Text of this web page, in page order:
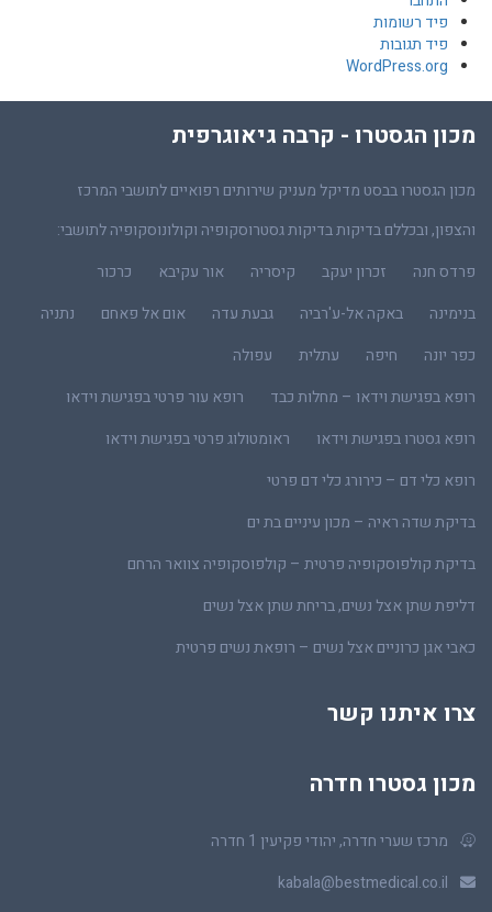
פיד רשומות
פיד תגובות
WordPress.org
מכון הגסטרו - קרבה גיאוגרפית
מכון הגסטרו בבסט מדיקל מעניק שירותים רפואיים לתושבי המרכז
והצפון, ובכללם בדיקות בדיקות גסטרוסקופיה וקולונוסקופיה לתושבי:
פרדס חנה
זכרון יעקב קיסריה אור עקיבא
כרכור
בנימינה
באקה אל-ע'רביה גבעת עדה אום אל פאחם
נתניה
כפר יונה
חיפה עתלית
עפולה
רופא בפגישת וידאו – מחלות כבד
רופא עור פרטי בפגישת וידאו
רופא גסטרו בפגישת וידאו
ראומטולוג פרטי בפגישת וידאו
רופא כלי דם – כירורג כלי דם פרטי
בדיקת שדה ראיה – מכון עיניים בת ים
בדיקת קולפוסקופיה פרטית – קולפוסקופיה צוואר הרחם
דליפת שתן אצל נשים, בריחת שתן אצל נשים
כאבי אגן כרוניים אצל נשים – רופאת נשים פרטית
צרו איתנו קשר
מכון גסטרו חדרה
מרכז שערי חדרה, יהודי פקיעין 1 חדרה
kabala@bestmedical.co.il